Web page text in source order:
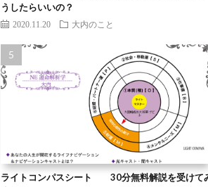
うしたらいいの？
2020.11.20 大内のこと
ライトコンパスシート 30分無料解説を受けて